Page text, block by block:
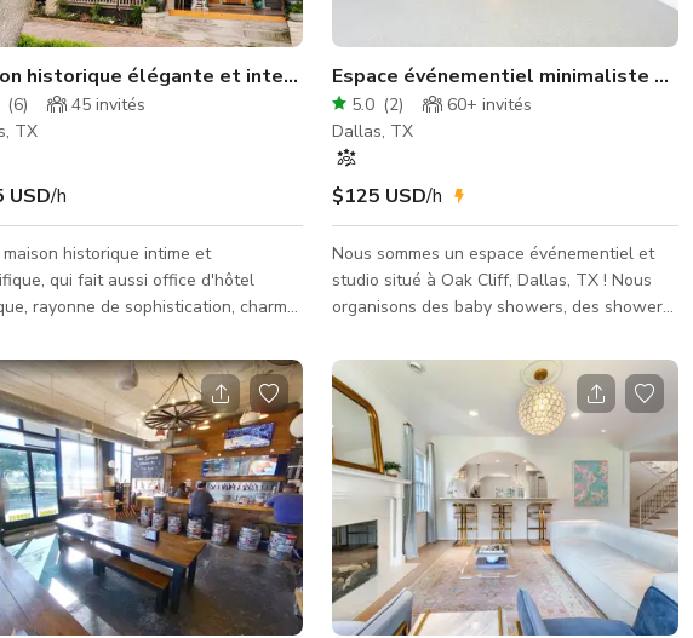
historique élégante et intemporelle à Dallas
(6) 45 invités
TX
USD/h
historique intime et
qui fait aussi office d'hôtel
rayonne de sophistication, charme
allie caractère historique et
élégant et audacieux pour créer une
unique pour vous et vos invités.
Lounge et de la véranda aux
intérieurs magnifiquement
avec un mobilier sur mesure,
détail est conçu pour impressionner
faisant en sorte que chacun s
Espace événementiel minimaliste blanc
5.0 (2) 60+ invités
Dallas, TX
$125 USD/h
Nous sommes un espace événementiel et
studio situé à Oak Cliff, Dallas, TX ! Nous
organisons des baby showers, des showers
ups de galeries d'art, et bien plus encore.
Notre espace est une toile blanche prête à
être décorée ou appréciée telle quelle !
Notre espace fait 1200 pieds carrés et peut
accueillir confortablement jusqu'à 60 invités
assis et jusqu'à 85 debout. Nous avons un
bar pour servir boissons/nourriture/desserts
et une zon